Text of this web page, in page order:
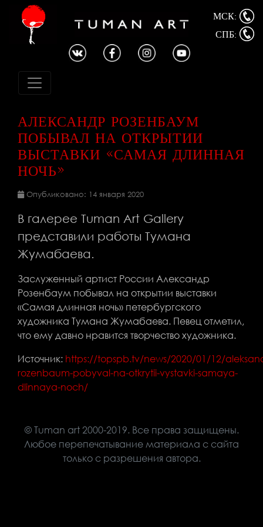
МСК:
СПБ:
АЛЕКСАНДР РОЗЕНБАУМ
ПОБЫВАЛ НА ОТКРЫТИИ
ВЫСТАВКИ «САМАЯ ДЛИННАЯ
НОЧЬ»
Опубликовано: 14 января 2020
В галерее Tuman Art Gallery
представили работы Тумана
Жумабаева.
Заслуженный артист России Александр
Розенбаум побывал на открытии выставки
«Самая длинная ночь» петербургского
художника Тумана Жумабаева. Певец отметил,
что ему давно нравится творчество художника.
Источник: https://topspb.tv/news/2020/01/12/
rozenbaum-pobyval-na-otkrytii-vystavki-samaya-
dlinnaya-noch/
© Tuman art 2000-2019. Все права защищены.
Любое перепечатывание материала с сайта
только с разрешения автора.